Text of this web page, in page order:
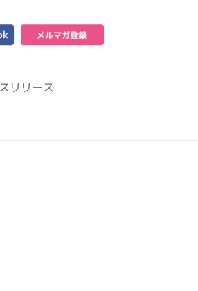
facebook
リリース